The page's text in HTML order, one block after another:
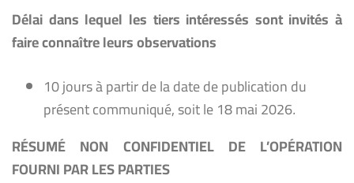
Délai dans lequel les tiers intéressés sont invités à
faire connaître leurs observations
10 jours à partir de la date de publication du
présent communiqué, soit le 18 mai 2026.
RÉSUMÉ NON CONFIDENTIEL DE L’OPÉRATION
FOURNI PAR LES PARTIES